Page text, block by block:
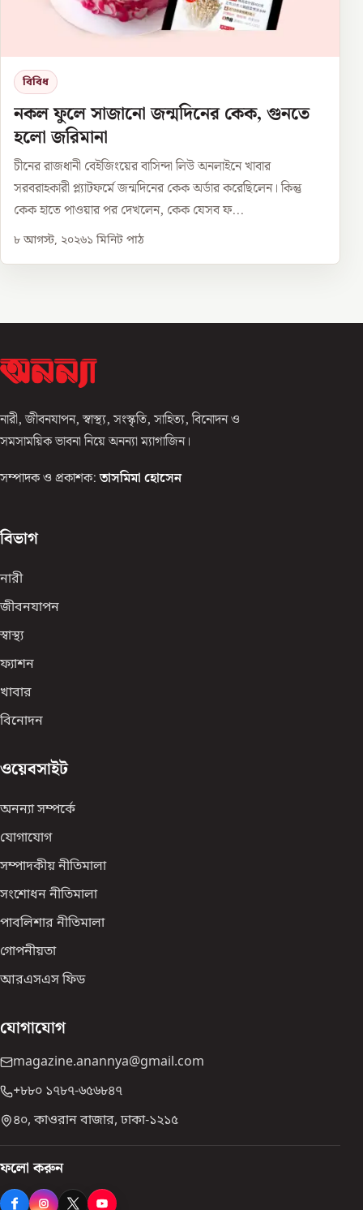
বিবিধ
নকল ফুলে সাজানো জন্মদিনের কেক, গুনতে
হলো জরিমানা
চীনের রাজধানী বেইজিংয়ের বাসিন্দা লিউ অনলাইনে খাবার
সরবরাহকারী প্ল্যাটফর্মে জন্মদিনের কেক অর্ডার করেছিলেন। কিন্তু
কেক হাতে পাওয়ার পর দেখলেন, কেক যেসব ফ...
৮ আগস্ট, ২০২৬১ মিনিট পাঠ
নারী, জীবনযাপন, স্বাস্থ্য, সংস্কৃতি, সাহিত্য, বিনোদন ও
সমসাময়িক ভাবনা নিয়ে অনন্যা ম্যাগাজিন।
সম্পাদক ও প্রকাশক: তাসমিমা হোসেন
বিভাগ
নারী
জীবনযাপন
স্বাস্থ্য
ফ্যাশন
খাবার
বিনোদন
ওয়েবসাইট
অনন্যা সম্পর্কে
যোগাযোগ
সম্পাদকীয় নীতিমালা
সংশোধন নীতিমালা
পাবলিশার নীতিমালা
গোপনীয়তা
আরএসএস ফিড
যোগাযোগ
magazine.anannya@gmail.com
+৮৮০ ১৭৮৭-৬৫৬৮৪৭
৪০, কাওরান বাজার, ঢাকা-১২১৫
ফলো করুন